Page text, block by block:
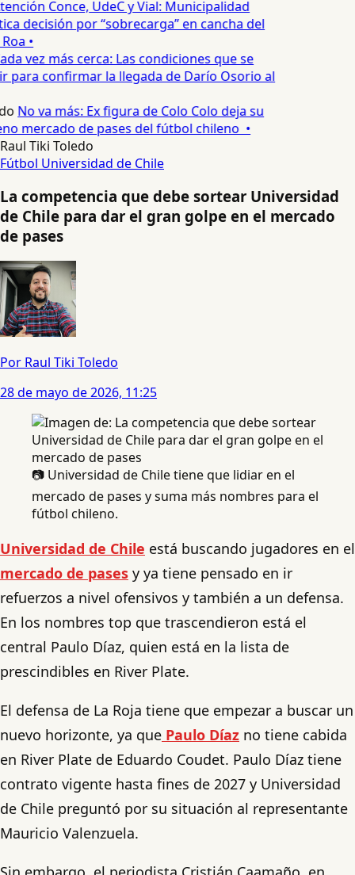
Conce, UdeC y Vial: Municipalidad
decisión por “sobrecarga” en cancha del
•
vez más cerca: Las condiciones que se
para confirmar la llegada de Darío Osorio al
No va más: Ex figura de Colo Colo deja su
mercado de pases del fútbol chileno •
Raul Tiki Toledo
Fútbol Universidad de Chile
La competencia que debe sortear Universidad
de Chile para dar el gran golpe en el mercado
de pases
Por Raul Tiki Toledo
28 de mayo de 2026, 11:25
📷 Universidad de Chile tiene que lidiar en el
mercado de pases y suma más nombres para el
fútbol chileno.
Universidad de Chile está buscando jugadores en el
mercado de pases y ya tiene pensado en ir
refuerzos a nivel ofensivos y también a un defensa.
En los nombres top que trascendieron está el
central Paulo Díaz, quien está en la lista de
prescindibles en River Plate.
El defensa de La Roja tiene que empezar a buscar un
nuevo horizonte, ya que Paulo Díaz no tiene cabida
en River Plate de Eduardo Coudet. Paulo Díaz tiene
contrato vigente hasta fines de 2027 y Universidad
de Chile preguntó por su situación al representante
Mauricio Valenzuela.